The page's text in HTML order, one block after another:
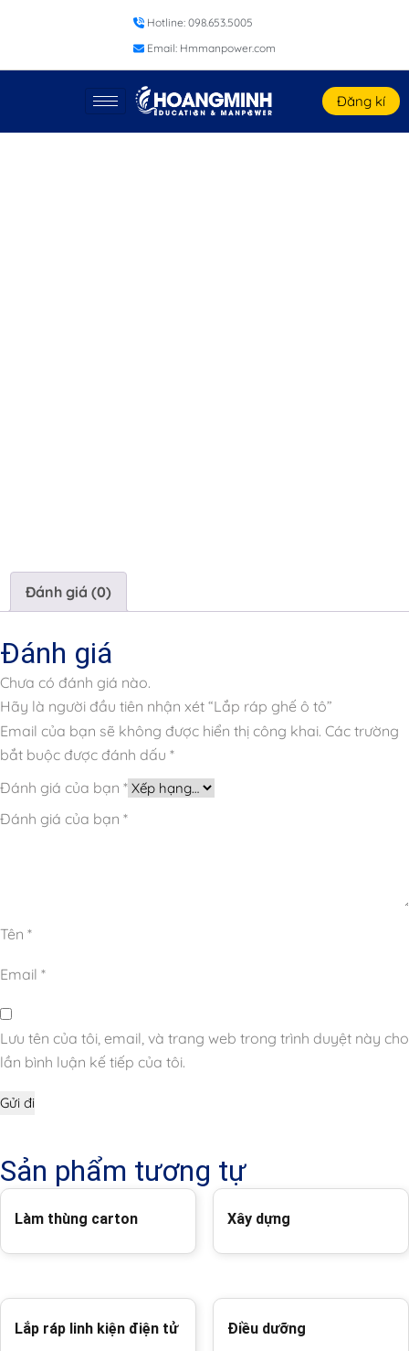
Hotline: 098.653.5005
Email: Hmmanpower.com
Đăng kí
Đánh giá (0)
Đánh giá
Chưa có đánh giá nào.
Hãy là người đầu tiên nhận xét “Lắp ráp ghế ô tô”
Email của bạn sẽ không được hiển thị công khai. Các trường
bắt buộc được đánh dấu *
Đánh giá của bạn *
Đánh giá của bạn *
Tên *
Email *
Lưu tên của tôi, email, và trang web trong trình duyệt này cho
lần bình luận kế tiếp của tôi.
Sản phẩm tương tự
Làm thùng carton Xây dựng
Lắp ráp linh kiện điện tử Điều dưỡng